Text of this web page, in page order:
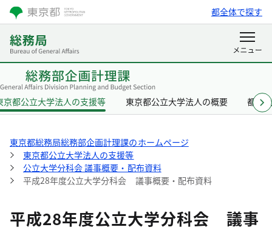
都全体で探す
京都公立大学法人の支援等 東京都公立大学法人の概要 都立
東京都総務局総務部企画計理課のホームページ
東京都公立大学法人の支援等
公立大学分科会 議事概要・配布資料
平成28年度公立大学分科会 議事概要・配布資料
平成28年度公立大学分科会 議事